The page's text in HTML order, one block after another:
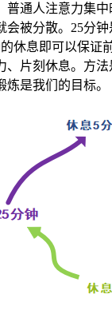
普通人注意力集
会被分散。25分
休息即可以保证
、片刻休息。方
炼是我们的目标。